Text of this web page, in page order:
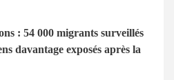
: 54 000 migrants surveillés
davantage exposés après la